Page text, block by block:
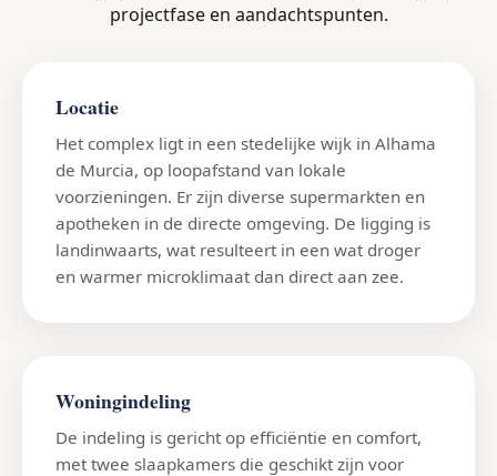
projectfase en aandachtspunten.
Locatie
Het complex ligt in een stedelijke wijk in Alhama
de Murcia, op loopafstand van lokale
voorzieningen. Er zijn diverse supermarkten en
apotheken in de directe omgeving. De ligging is
landinwaarts, wat resulteert in een wat droger
en warmer microklimaat dan direct aan zee.
Woningindeling
De indeling is gericht op efficiëntie en comfort,
met twee slaapkamers die geschikt zijn voor